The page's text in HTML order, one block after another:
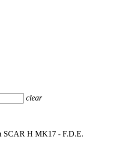
clear
SCAR H MK17 - F.D.E.